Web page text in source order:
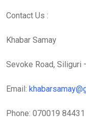
Contact Us :
Khabar Samay
Sevoke Road, Siliguri
Email:
Phone: 070019 84431